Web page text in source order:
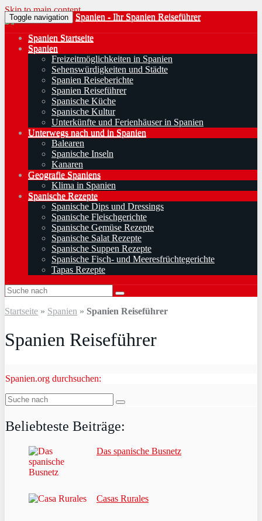
Skip to main content
Toggle navigation Spanien - Ihr Spanien Reiseführer
Spanien Startseite
Spanien
Freizeitmöglichkeiten in Spanien
Sehenswürdigkeiten und Städte
Spanien Reiseberichte
Spanien Reiseführer
Spanische Küche
Spanische Kultur
Unterkünfte und Ferienhäuser in Spanien
Unterwegs nach und in Spanien
Balearen
Spanische Inseln
Kanaren
Geografie Spaniens
Klima in Spanien
Spanische Rezepte
Spanische Dips und Dressings
Spanische Fleischgerichte
Spanische Gemüse Rezepte
Spanische Salat Rezepte
Spanische Suppen Rezepte
Spanische Fisch- und Meeresfrüchtegerichte
Tapas Rezepte
Startseite » Spanien » Spanien Reiseführer
Spanien Reiseführer
Spanien.org durchsuchen:
Beliebteste Beiträge:
Das spanische Busnetz
Casas Rurales